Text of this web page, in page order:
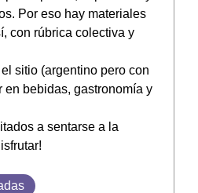
Por eso hay materiales
con rúbrica colectiva y
sitio (argentino pero con
bebidas, gastronomía y
a sentarse a la